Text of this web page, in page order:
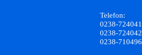
Telefon:
0238-724041
0238-724042
0238-710496